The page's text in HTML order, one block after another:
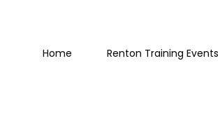
Home Renton Training Events